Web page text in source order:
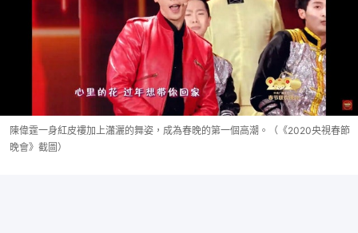
陳偉霆一身紅皮褸加上瀟灑的舞姿，成為春晚的第一個高潮。（《2020央視春節
晚會》截圖）